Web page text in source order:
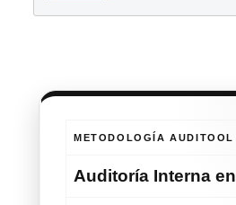
METODOLOGÍA AUDITOOL
Auditoría Interna en